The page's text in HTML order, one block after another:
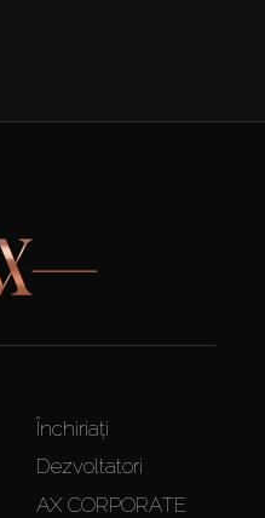
Închiriați
Dezvoltatori
AX CORPORATE